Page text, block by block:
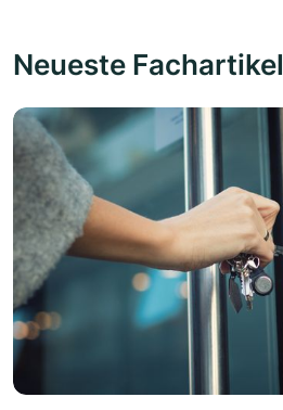
Neueste Fachartikel